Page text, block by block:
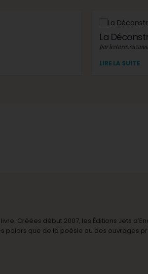
La
par
LIRE LA SUITE
Créées début 2007, les Éditions Jets
polars que de la poésie ou des ouvrages